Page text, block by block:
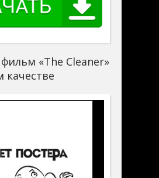
«The Cleaner»
качестве